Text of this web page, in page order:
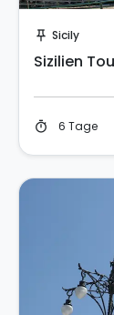
push_pin Sicily
Sizilien
timer 6 Tage